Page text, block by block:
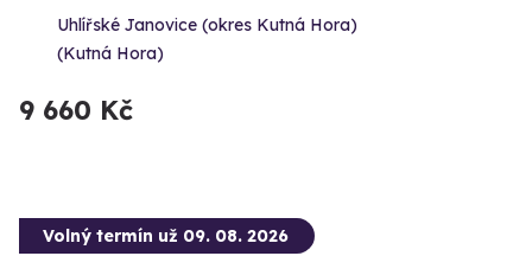
Uhlířské Janovice (okres Kutná Hora)
(Kutná Hora)
9 660 Kč
Volný termín už 09. 08. 2026